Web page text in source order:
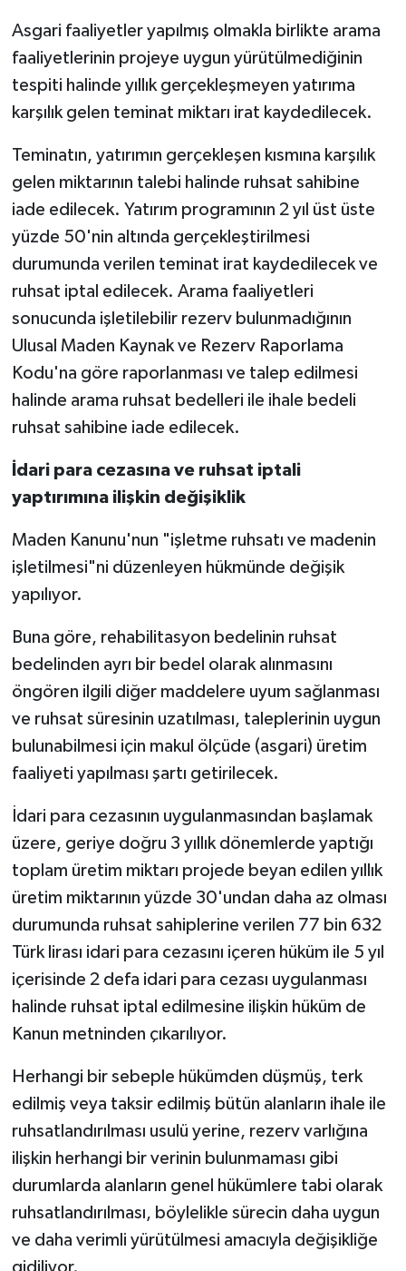
Asgari faaliyetler yapılmış olmakla birlikte arama
faaliyetlerinin projeye uygun yürütülmediğinin
tespiti halinde yıllık gerçekleşmeyen yatırıma
karşılık gelen teminat miktarı irat kaydedilecek.
Teminatın, yatırımın gerçekleşen kısmına karşılık
gelen miktarının talebi halinde ruhsat sahibine
iade edilecek. Yatırım programının 2 yıl üst üste
yüzde 50'nin altında gerçekleştirilmesi
durumunda verilen teminat irat kaydedilecek ve
ruhsat iptal edilecek. Arama faaliyetleri
sonucunda işletilebilir rezerv bulunmadığının
Ulusal Maden Kaynak ve Rezerv Raporlama
Kodu'na göre raporlanması ve talep edilmesi
halinde arama ruhsat bedelleri ile ihale bedeli
ruhsat sahibine iade edilecek.
İdari para cezasına ve ruhsat iptali
yaptırımına ilişkin değişiklik
Maden Kanunu'nun "işletme ruhsatı ve madenin
işletilmesi"ni düzenleyen hükmünde değişik
yapılıyor.
Buna göre, rehabilitasyon bedelinin ruhsat
bedelinden ayrı bir bedel olarak alınmasını
öngören ilgili diğer maddelere uyum sağlanması
ve ruhsat süresinin uzatılması, taleplerinin uygun
bulunabilmesi için makul ölçüde (asgari) üretim
faaliyeti yapılması şartı getirilecek.
İdari para cezasının uygulanmasından başlamak
üzere, geriye doğru 3 yıllık dönemlerde yaptığı
toplam üretim miktarı projede beyan edilen yıllık
üretim miktarının yüzde 30'undan daha az olması
durumunda ruhsat sahiplerine verilen 77 bin 632
Türk lirası idari para cezasını içeren hüküm ile 5 yıl
içerisinde 2 defa idari para cezası uygulanması
halinde ruhsat iptal edilmesine ilişkin hüküm de
Kanun metninden çıkarılıyor.
Herhangi bir sebeple hükümden düşmüş, terk
edilmiş veya taksir edilmiş bütün alanların ihale ile
ruhsatlandırılması usulü yerine, rezerv varlığına
ilişkin herhangi bir verinin bulunmaması gibi
durumlarda alanların genel hükümlere tabi olarak
ruhsatlandırılması, böylelikle sürecin daha uygun
ve daha verimli yürütülmesi amacıyla değişikliğe
gidiliyor.